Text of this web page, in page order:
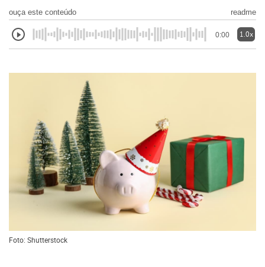
ouça este conteúdo readme
0:00 1.0x
Foto: Shutterstock